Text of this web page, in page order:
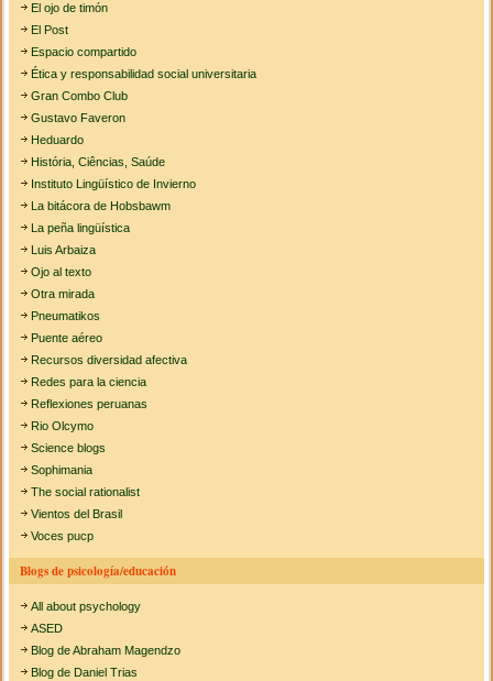
El ojo de timón
El Post
Espacio compartido
Ética y responsabilidad social universitaria
Gran Combo Club
Gustavo Faveron
Heduardo
História, Ciências, Saúde
Instituto Lingüístico de Invierno
La bitácora de Hobsbawm
La peña lingüística
Luis Arbaiza
Ojo al texto
Otra mirada
Pneumatikos
Puente aéreo
Recursos diversidad afectiva
Redes para la ciencia
Reflexiones peruanas
Rio Olcymo
Science blogs
Sophimania
The social rationalist
Vientos del Brasil
Voces pucp
Blogs de psicología/educación
All about psychology
ASED
Blog de Abraham Magendzo
Blog de Daniel Trias